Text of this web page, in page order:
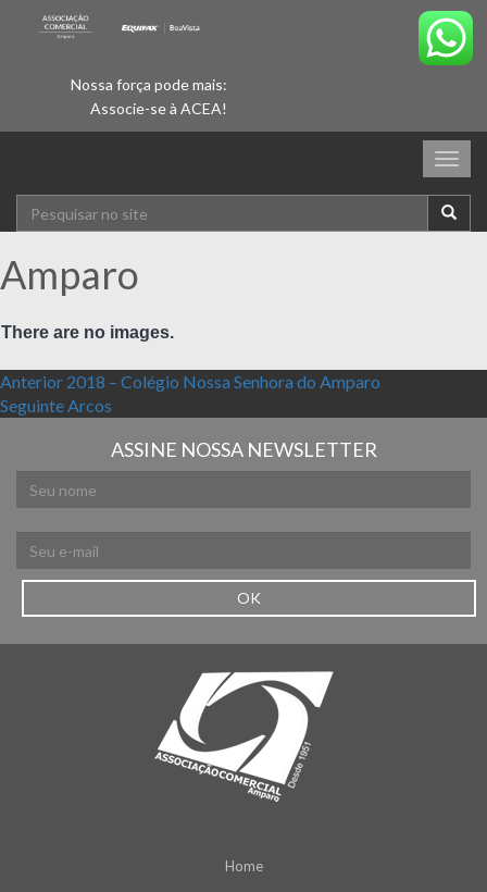
Nossa força pode mais:
Associe-se à ACEA!
Amparo
There are no images.
Navegação de Post
Anterior Post anterior:
2018 – Colégio Nossa Senhora do Amparo
Seguinte Próximo post:
Arcos
ASSINE NOSSA NEWSLETTER
OK
Home